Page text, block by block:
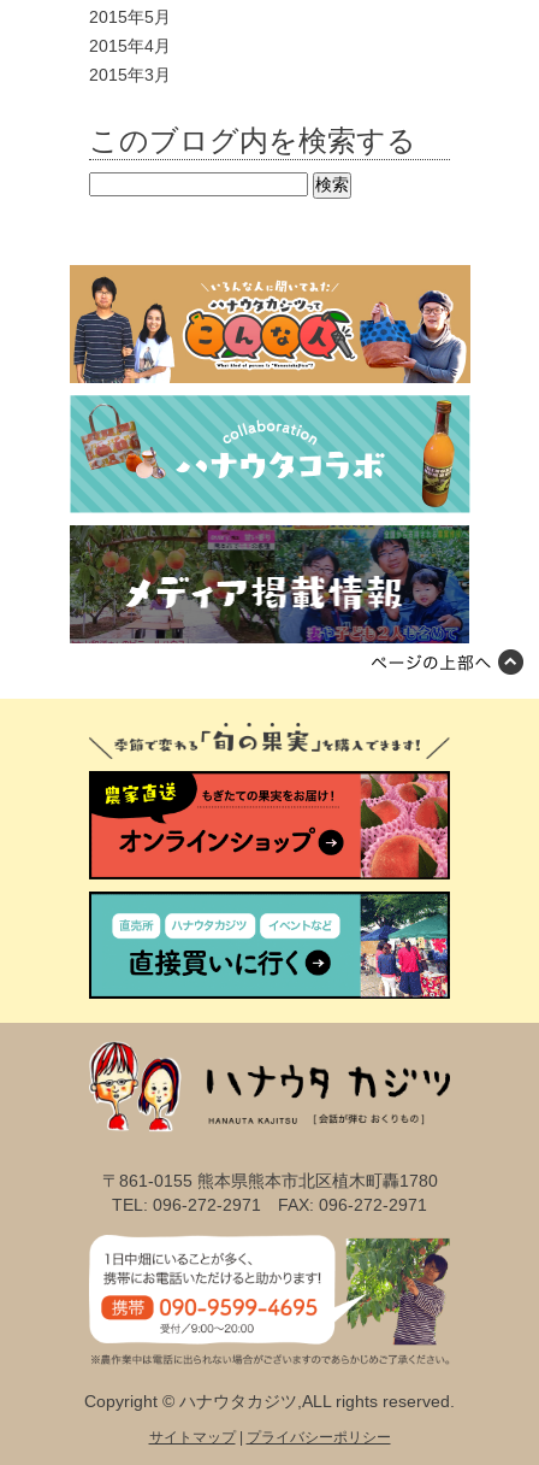
2015年5月
2015年4月
2015年3月
このブログ内を検索する
〒861-0155 熊本県熊本市北区植木町轟1780
TEL: 096-272-2971 FAX: 096-272-2971
Copyright © ハナウタカジツ,ALL rights reserved.
サイトマップ| プライバシーポリシー